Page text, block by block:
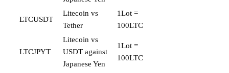
LTCUSDT
Litecoin vs
Tether
1Lot =
100LTC
LTCJPYT
Litecoin vs
USDT against
Japanese Yen
1Lot =
100LTC